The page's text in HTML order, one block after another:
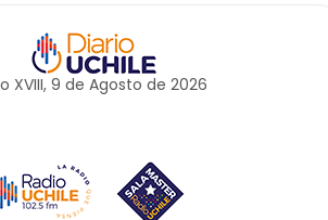
XVIII, 9 de Agosto de 2026